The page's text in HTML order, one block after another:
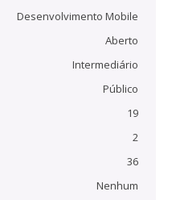
Desenvolvimento Mobile
Aberto
Intermediário
Público
19
2
36
Nenhum